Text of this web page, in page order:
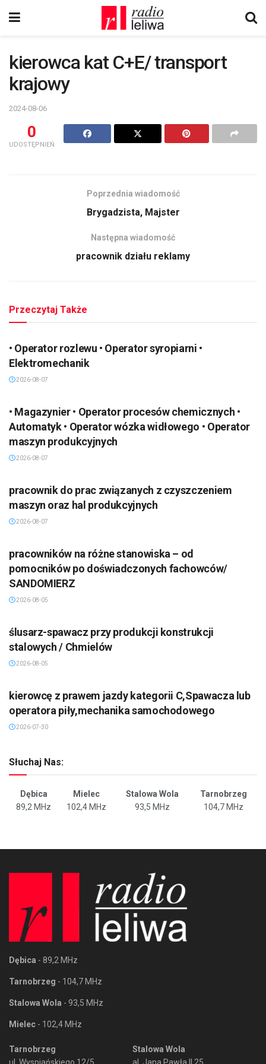
kierowca kat C+E/ transport
krajowy
2024-08-06
0
UDOSTĘPNIEŃ
Poprzednia wiadomość
Brygadzista, Majster
Następna wiadomość
pracownik działu reklamy
Przeczytaj Także
• Operator rozlewu • Operator syropiarni •
Elektromechanik
2026-08-07
• Magazynier • Operator procesów chemicznych •
Automatyk • Operator wózka widłowego • Operator
maszyn produkcyjnych
2026-08-07
pracownik do prac związanych z czyszczeniem
maszyn oraz hal produkcyjnych
2026-08-07
pracowników na różne stanowiska – od
pomocników po doświadczonych fachowców/
SANDOMIERZ
2026-08-05
ślusarz-spawacz przy produkcji konstrukcji
stalowych / Chmielów
2026-08-05
kierowcę z prawem jazdy kategorii C,Spawacza lub
operatora piły,mechanika samochodowego
2026-07-30
Słuchaj Nas:
Dębica Mielec Stalowa Wola
Tarnobrzeg
89,2 MHz
102,4 MHz 93,5 MHz 104,7 MHz
Dębica - 89,2 MHz
Tarnobrzeg - 104,7 MHz
Stalowa Wola - 93,5 MHz
Mielec - 102,4 MHz
Tarnobrzeg
ul. Wyspiańskiego 12/5
Stalowa Wola
al. Jana Pawła II 25